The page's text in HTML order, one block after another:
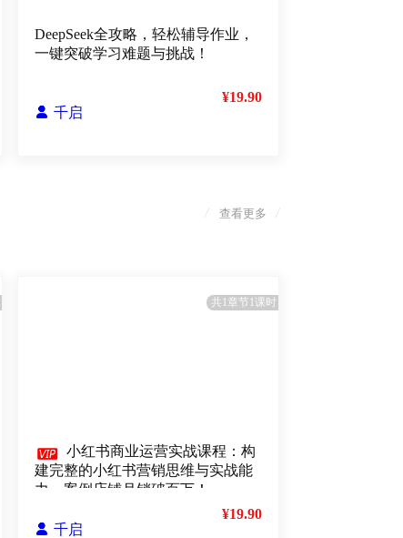
DeepSeek全攻略，轻松辅导作业，
一键突破学习难题与挑战！
 千启
¥19.90
查看更多
共1章节1课时
 小红书商业运营实战课程：构
建完整的小红书营销思维与实战能
力，案例店铺月销破百万！
 千启
¥19.90